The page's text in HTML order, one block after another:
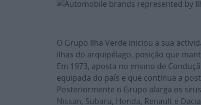
O Grupo Ilha Verde iniciou a sua
ilhas do arquipélago, posição que
Em 1973, aposta no ensino de
equipada do país e que continua a
Posteriormente o Grupo alarga os
Nissan, Subaru, Honda, Renault e